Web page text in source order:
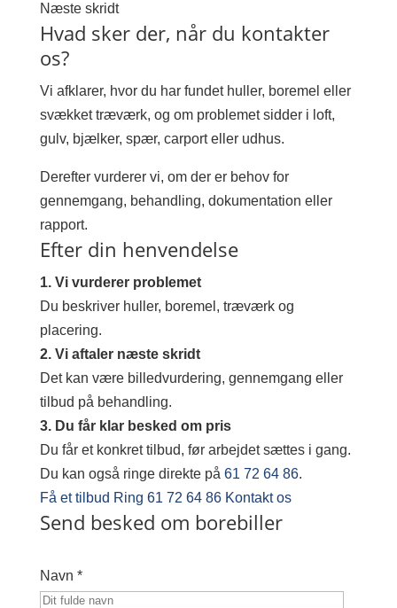
Næste skridt
Hvad sker der, når du kontakter
os?
Vi afklarer, hvor du har fundet huller, boremel eller
svækket træværk, og om problemet sidder i loft,
gulv, bjælker, spær, carport eller udhus.
Derefter vurderer vi, om der er behov for
gennemgang, behandling, dokumentation eller
rapport.
Efter din henvendelse
1. Vi vurderer problemet
Du beskriver huller, boremel, træværk og
placering.
2. Vi aftaler næste skridt
Det kan være billedvurdering, gennemgang eller
tilbud på behandling.
3. Du får klar besked om pris
Du får et konkret tilbud, før arbejdet sættes i gang.
Du kan også ringe direkte på 61 72 64 86.
Få et tilbud Ring 61 72 64 86 Kontakt os
Send besked om borebiller
Navn *